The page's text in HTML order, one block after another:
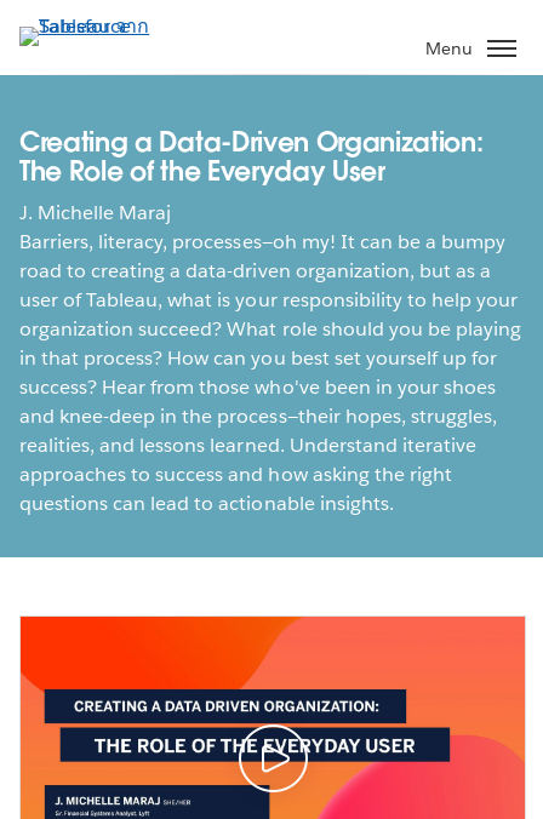
ไป
ที่
หลัก
Menu
Creating a Data-Driven Organization:
The Role of the Everyday User
J. Michelle Maraj
Barriers, literacy, processes—oh my! It can be a bumpy
road to creating a data-driven organization, but as a
user of Tableau, what is your responsibility to help your
organization succeed? What role should you be playing
in that process? How can you best set yourself up for
success? Hear from those who've been in your shoes
and knee-deep in the process—their hopes, struggles,
realities, and lessons learned. Understand iterative
approaches to success and how asking the right
questions can lead to actionable insights.